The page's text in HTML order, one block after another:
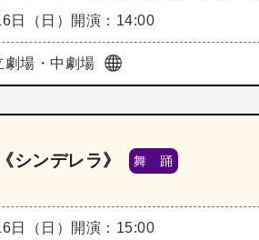
日（日） 開演：14:00
劇場・中劇場
ンデレラ》 舞 踊
日（日） 開演：15:00